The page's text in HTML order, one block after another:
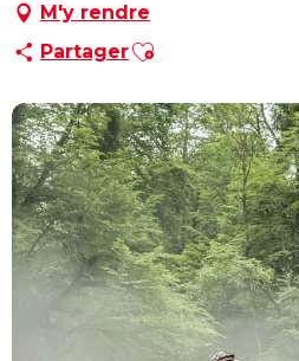
M'y rendre
PartagerAjouter aux favoris